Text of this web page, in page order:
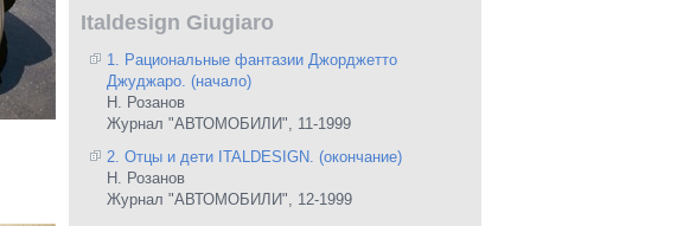
Italdesign Giugiaro
1. Рациональные фантазии Джорджетто
Джуджаро. (начало)
Н. Розанов
Журнал "АВТОМОБИЛИ", 11-1999
2. Отцы и дети ITALDESIGN. (окончание)
Н. Розанов
Журнал "АВТОМОБИЛИ", 12-1999